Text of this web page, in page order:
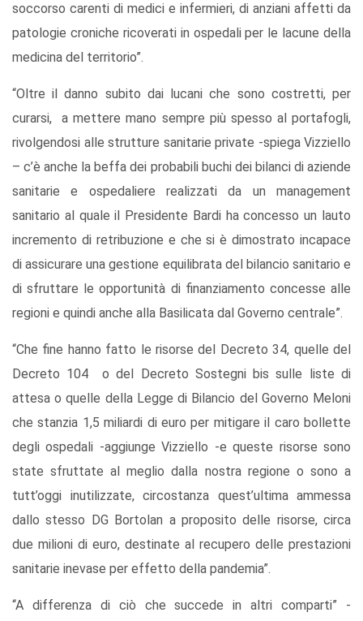
soccorso carenti di medici e infermieri, di anziani affetti da
patologie croniche ricoverati in ospedali per le lacune della
medicina del territorio”.
“Oltre il danno subito dai lucani che sono costretti, per
curarsi, a mettere mano sempre più spesso al portafogli,
rivolgendosi alle strutture sanitarie private -spiega Vizziello
– c’è anche la beffa dei probabili buchi dei bilanci di aziende
sanitarie e ospedaliere realizzati da un management
sanitario al quale il Presidente Bardi ha concesso un lauto
incremento di retribuzione e che si è dimostrato incapace
di assicurare una gestione equilibrata del bilancio sanitario e
di sfruttare le opportunità di finanziamento concesse alle
regioni e quindi anche alla Basilicata dal Governo centrale”.
“Che fine hanno fatto le risorse del Decreto 34, quelle del
Decreto 104 o del Decreto Sostegni bis sulle liste di
attesa o quelle della Legge di Bilancio del Governo Meloni
che stanzia 1,5 miliardi di euro per mitigare il caro bollette
degli ospedali -aggiunge Vizziello -e queste risorse sono
state sfruttate al meglio dalla nostra regione o sono a
tutt’oggi inutilizzate, circostanza quest’ultima ammessa
dallo stesso DG Bortolan a proposito delle risorse, circa
due milioni di euro, destinate al recupero delle prestazioni
sanitarie inevase per effetto della pandemia”.
“A differenza di ciò che succede in altri comparti” -